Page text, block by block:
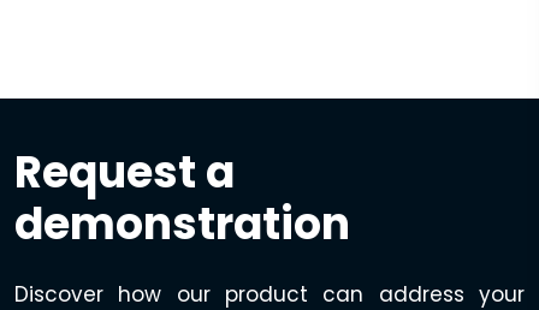
Request a
demonstration
Discover how our product can address your